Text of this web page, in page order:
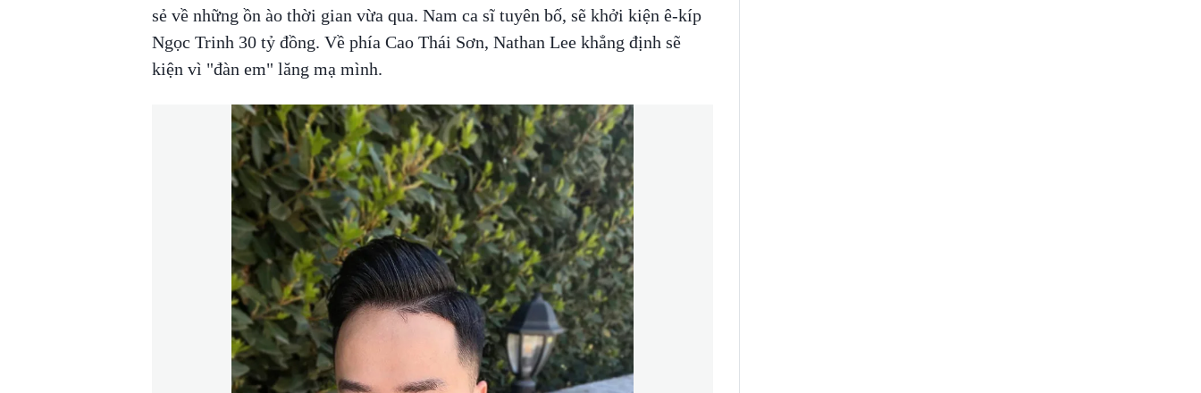
sẻ về những ồn ào thời gian vừa qua. Nam ca sĩ tuyên bố, sẽ khởi kiện ê-kíp
Ngọc Trinh 30 tỷ đồng. Về phía Cao Thái Sơn, Nathan Lee khẳng định sẽ
kiện vì "đàn em" lăng mạ mình.